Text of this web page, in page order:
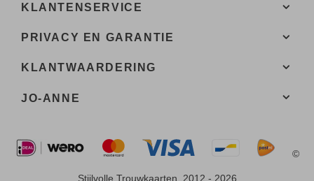
KLANTENSERVICE
PRIVACY EN GARANTIE
KLANTWAARDERING
JO-ANNE
©
Stijlvolle Trouwkaarten, 2012 - 2026